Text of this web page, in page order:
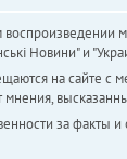
Новини" и
на сайте с
мнения,
за факты